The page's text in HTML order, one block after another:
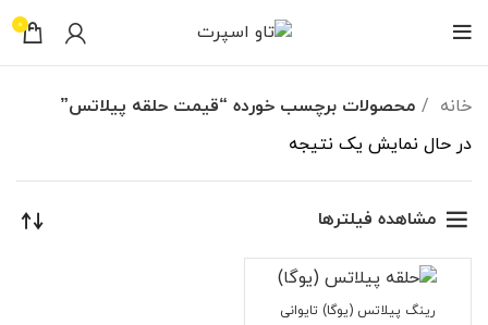
0
خانه
محصولات برچسب خورده “قیمت حلقه پیلاتس”
در حال نمایش یک نتیجه
مشاهده فیلترها
رینگ پیلاتس (یوگا) تایوانی